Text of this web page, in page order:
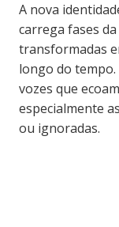
A nova
carrega fases
transformadas
longo do
vozes que
especialmente
ou ignoradas.